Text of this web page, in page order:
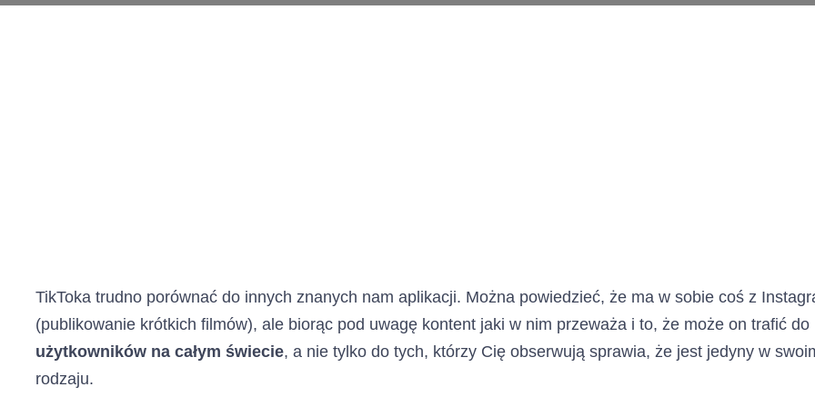
TikToka trudno porównać do innych znanych nam aplikacji. Można powiedzieć, że ma w sobie coś z
(publikowanie krótkich filmów), ale biorąc pod uwagę kontent jaki w nim przeważa i to, że może on trafić do
użytkowników na całym świecie, a nie tylko do tych, którzy Cię obserwują sprawia, że jest jedyny w
rodzaju.